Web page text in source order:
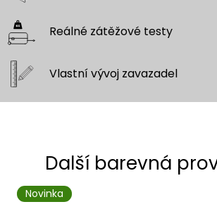
Reálné zátěžové testy
Vlastní vývoj zavazadel
Novinka